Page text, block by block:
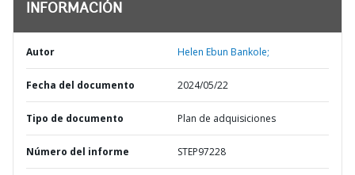
INFORMACIÓN
Autor Helen Ebun Bankole;
Fecha del documento 2024/05/22
Tipo de documento Plan de adquisiciones
Número del informe STEP97228